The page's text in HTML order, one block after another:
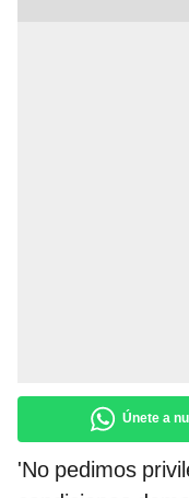
Únete a
'No pedimos